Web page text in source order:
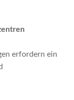
erfordern ein